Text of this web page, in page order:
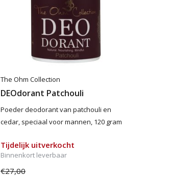
The Ohm Collection
DEOdorant Patchouli
Poeder deodorant van patchouli en
cedar, speciaal voor mannen, 120 gram
Tijdelijk uitverkocht
Binnenkort leverbaar
€27,00